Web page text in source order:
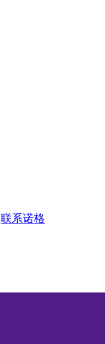
联系诺格